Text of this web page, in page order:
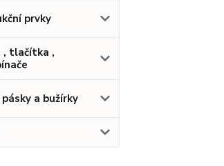
prvky
, tlačítka ,
a bužírky